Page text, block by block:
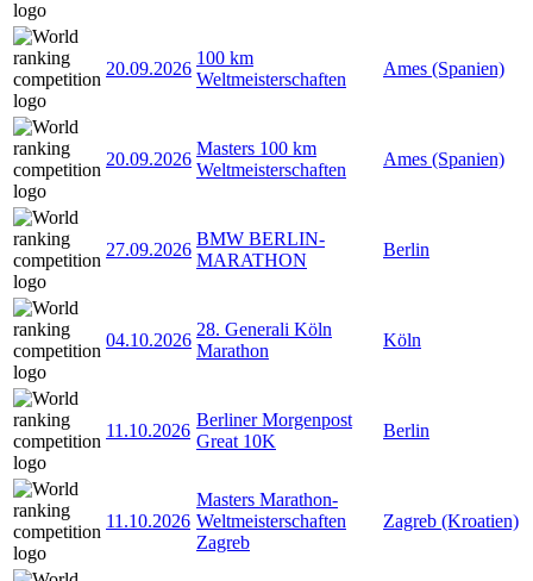
20.09.2026
100 km
Weltmeisterschaften
Ames (Spanien)
20.09.2026
Masters 100 km
Weltmeisterschaften
Ames (Spanien)
27.09.2026
BMW BERLIN-
MARATHON
Berlin
04.10.2026
28. Generali Köln
Marathon
Köln
11.10.2026
Berliner Morgenpost
Great 10K
Berlin
11.10.2026
Masters Marathon-
Weltmeisterschaften
Zagreb
Zagreb (Kroatien)